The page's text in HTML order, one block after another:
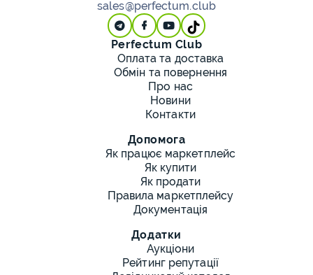
sales@perfectum.club
Perfectum Club
Оплата та доставка
Обмін та повернення
Про нас
Новини
Контакти
Допомога
Як працює маркетплейс
Як купити
Як продати
Правила маркетплейсу
Документація
Додатки
Аукціони
Рейтинг репутації